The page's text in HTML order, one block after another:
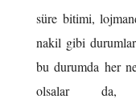
süre bitimi,
nakil gibi
bu durumda her
olsalar